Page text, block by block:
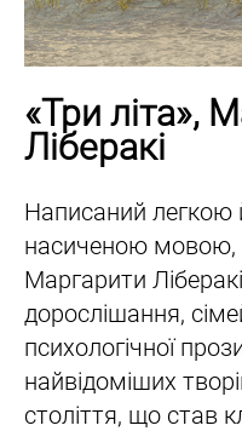
«Три літа»,
Ліберакі
Написаний легкою
насиченою мовою,
Маргарити
дорослішання,
психологічної
найвідоміших
століття, що став